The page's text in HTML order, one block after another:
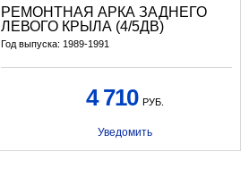
РЕМОНТНАЯ АРКА ЗАДНЕГО
ЛЕВОГО КРЫЛА (4/5ДВ)
Год выпуска: 1989-1991
4 710 РУБ.
Уведомить